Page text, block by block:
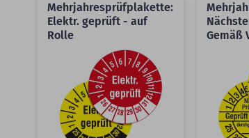
Mehrjahresprüfplakette:
Elektr. geprüft - auf
Rolle
Gemäß